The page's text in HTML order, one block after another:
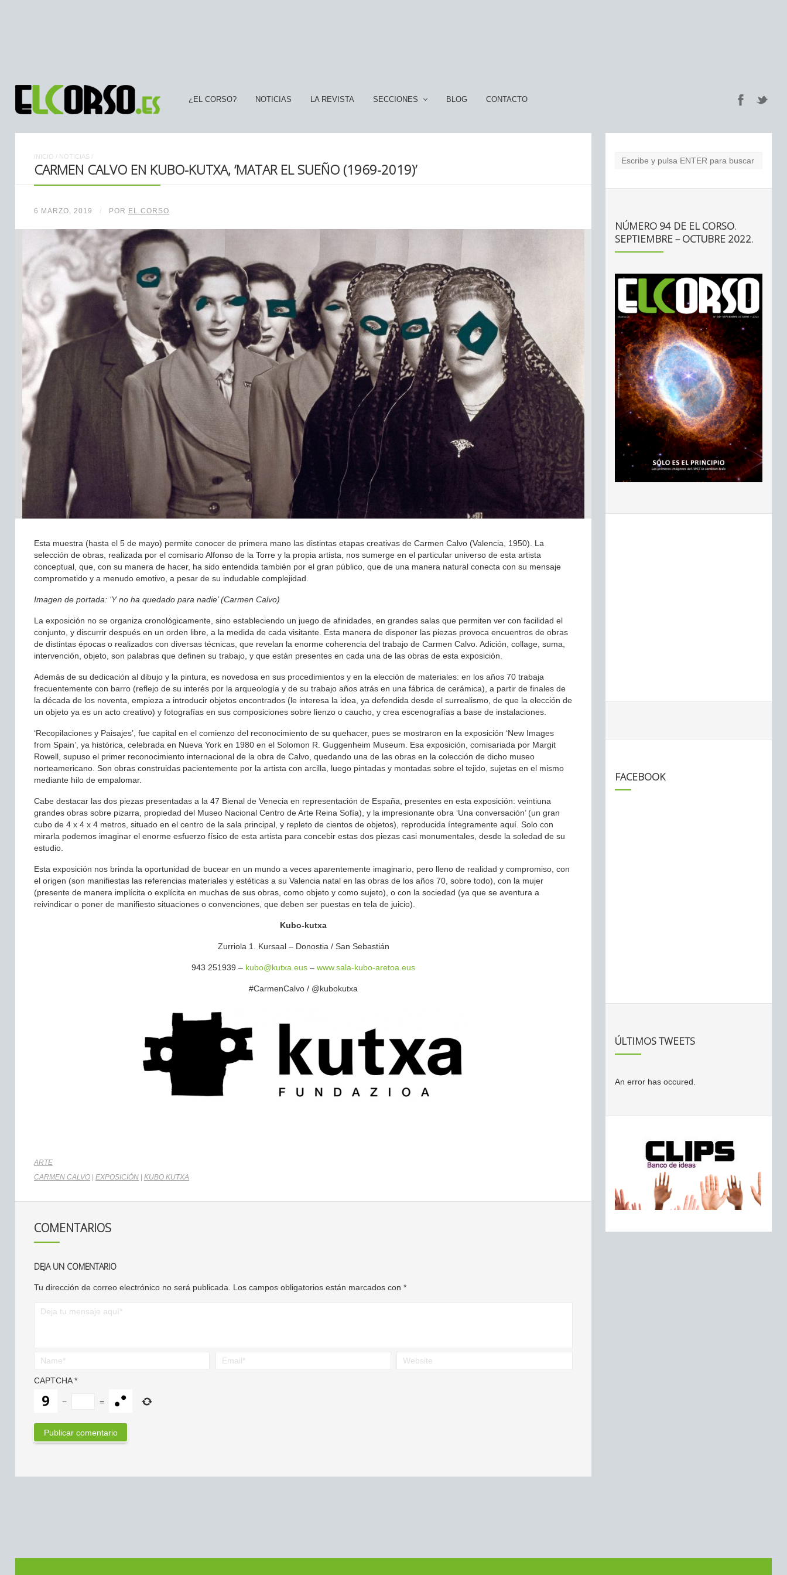
¿EL CORSO? NOTICIAS LA REVISTA SECCIONES BLOG CONTACTO
INICIO / NOTICIAS /
CARMEN CALVO EN KUBO-KUTXA, ‘MATAR EL SUEÑO (1969-2019)’
6 MARZO, 2019 / POR EL CORSO
Esta muestra (hasta el 5 de mayo) permite conocer de primera mano las distintas etapas creativas de Carmen Calvo (Valencia, 1950). La
selección de obras, realizada por el comisario Alfonso de la Torre y la propia artista, nos sumerge en el particular universo de esta artista
conceptual, que, con su manera de hacer, ha sido entendida también por el gran público, que de una manera natural conecta con su mensaje
comprometido y a menudo emotivo, a pesar de su indudable complejidad.
Imagen de portada: ‘Y no ha quedado para nadie’ (Carmen Calvo)
La exposición no se organiza cronológicamente, sino estableciendo un juego de afinidades, en grandes salas que permiten ver con facilidad el
conjunto, y discurrir después en un orden libre, a la medida de cada visitante. Esta manera de disponer las piezas provoca encuentros de obras
de distintas épocas o realizados con diversas técnicas, que revelan la enorme coherencia del trabajo de Carmen Calvo. Adición, collage, suma,
intervención, objeto, son palabras que definen su trabajo, y que están presentes en cada una de las obras de esta exposición.
Además de su dedicación al dibujo y la pintura, es novedosa en sus procedimientos y en la elección de materiales: en los años 70 trabaja
frecuentemente con barro (reflejo de su interés por la arqueología y de su trabajo años atrás en una fábrica de cerámica), a partir de finales de
la década de los noventa, empieza a introducir objetos encontrados (le interesa la idea, ya defendida desde el surrealismo, de que la elección de
un objeto ya es un acto creativo) y fotografías en sus composiciones sobre lienzo o caucho, y crea escenografías a base de instalaciones.
‘Recopilaciones y Paisajes’, fue capital en el comienzo del reconocimiento de su quehacer, pues se mostraron en la exposición ‘New Images
from Spain’, ya histórica, celebrada en Nueva York en 1980 en el Solomon R. Guggenheim Museum. Esa exposición, comisariada por Margit
Rowell, supuso el primer reconocimiento internacional de la obra de Calvo, quedando una de las obras en la colección de dicho museo
norteamericano. Son obras construidas pacientemente por la artista con arcilla, luego pintadas y montadas sobre el tejido, sujetas en el mismo
mediante hilo de empalomar.
Cabe destacar las dos piezas presentadas a la 47 Bienal de Venecia en representación de España, presentes en esta exposición: veintiuna
grandes obras sobre pizarra, propiedad del Museo Nacional Centro de Arte Reina Sofía), y la impresionante obra ‘Una conversación’ (un gran
cubo de 4 x 4 x 4 metros, situado en el centro de la sala principal, y repleto de cientos de objetos), reproducida íntegramente aquí. Solo con
mirarla podemos imaginar el enorme esfuerzo físico de esta artista para concebir estas dos piezas casi monumentales, desde la soledad de su
estudio.
Esta exposición nos brinda la oportunidad de bucear en un mundo a veces aparentemente imaginario, pero lleno de realidad y compromiso, con
el origen (son manifiestas las referencias materiales y estéticas a su Valencia natal en las obras de los años 70, sobre todo), con la mujer
(presente de manera implícita o explícita en muchas de sus obras, como objeto y como sujeto), o con la sociedad (ya que se aventura a
reivindicar o poner de manifiesto situaciones o convenciones, que deben ser puestas en tela de juicio).
Kubo-kutxa
Zurriola 1. Kursaal – Donostia / San Sebastián
943 251939 – kubo@kutxa.eus – www.sala-kubo-aretoa.eus
#CarmenCalvo / @kubokutxa
ARTE
CARMEN CALVO
EXPOSICIÓN KUBO KUTXA
COMENTARIOS
DEJA UN COMENTARIO
Tu dirección de correo electrónico no será publicada. Los campos obligatorios están marcados con *
CAPTCHA*
− =
NÚMERO 94 DE EL CORSO.
SEPTIEMBRE – OCTUBRE 2022.
FACEBOOK
ÚLTIMOS TWEETS
An error has occured.